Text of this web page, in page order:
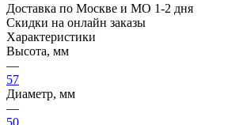
Доставка по Москве и МО 1-2 дня
Скидки на онлайн заказы
Характеристики
Высота, мм
—
57
Диаметр, мм
—
50